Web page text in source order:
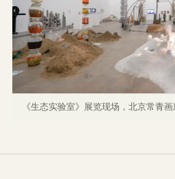
《生态实验室》展览现场，北京常青